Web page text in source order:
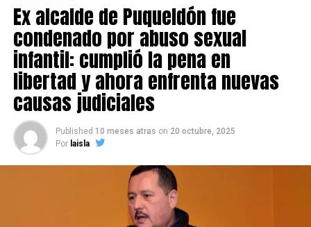
Ex alcalde de Puqueldón fue
condenado por abuso sexual
infantil: cumplió la pena en
libertad y ahora enfrenta nuevas
causas judiciales
Published 10 meses atras on 20 octubre, 2025
Por laisla